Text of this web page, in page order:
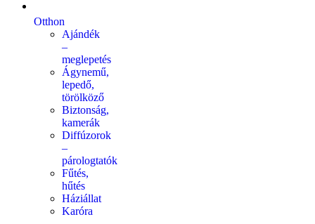
Otthon
Ajándék
–
meglepetés
Ágynemű,
lepedő,
törölköző
Biztonság,
kamerák
Diffúzorok
–
párologtatók
Fűtés,
hűtés
Háziállat
Karóra